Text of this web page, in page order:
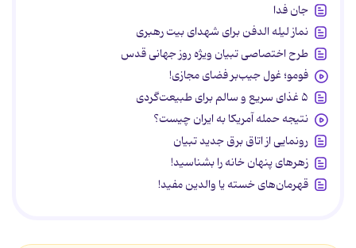
جان فدا
نماز لیله الدفن برای شهدای بیت رهبری
طرح اختصاصی تبیان ویژه روز جهانی قدس
فومو؛ غول جیب‌بر فضای مجازی!
۵ غذای سریع و سالم برای طبیعت‌گردی
نتیجه حمله آمریکا به ایران چیست؟
رونمایی از اتاق برق جدید تبیان
زهرهای پنهان خانه را بشناسید!
قهرمان‌های خسته یا والدین مفید!